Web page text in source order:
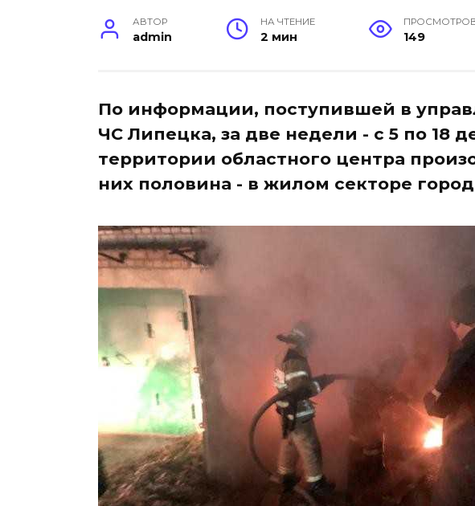
АВТОР
admin
НА ЧТЕНИЕ
2 мин 149
По информации, поступившей в
ЧС Липецка, за две недели - с 5 по 18
территории областного центра
них половина - в жилом секторе